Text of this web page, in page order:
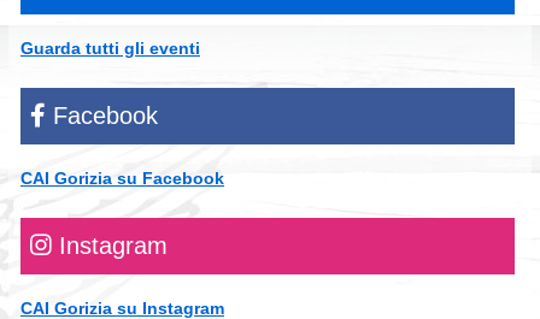
Guarda tutti gli eventi
Facebook
CAI Gorizia su Facebook
Instagram
CAI Gorizia su Instagram